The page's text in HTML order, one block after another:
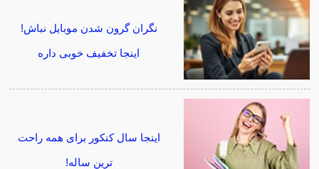
نگران گرون شدن موبایل نباش!
اینجا تخفیف خوبی داره
اینجا سال کنکور برای همه راحت
ترین ساله!